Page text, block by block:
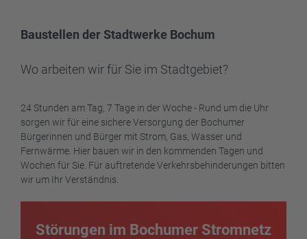
Baustellen der Stadtwerke Bochum
Wo arbeiten wir für Sie im Stadtgebiet?
24 Stunden am Tag, 7 Tage in der Woche - Rund um die Uhr
sorgen wir für eine sichere Versorgung der Bochumer
Bürgerinnen und Bürger mit Strom, Gas, Wasser und
Fernwärme. Hier bauen wir in den kommenden Tagen und
Wochen für Sie. Für auftretende Verkehrsbehinderungen bitten
wir um Ihr Verständnis.
Störungen im Bochumer Stromnetz